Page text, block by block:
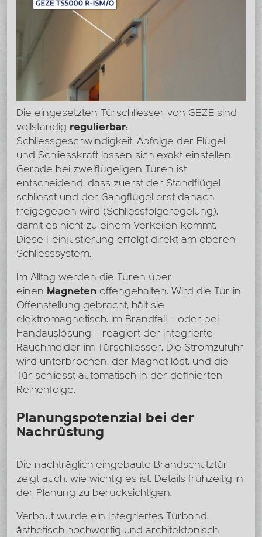
Die eingesetzten Türschliesser von GEZE sind
vollständig regulierbar:
Schliessgeschwindigkeit, Abfolge der Flügel
und Schliesskraft lassen sich exakt einstellen.
Gerade bei zweiflügeligen Türen ist
entscheidend, dass zuerst der Standflügel
schliesst und der Gangflügel erst danach
freigegeben wird (Schliessfolgeregelung),
damit es nicht zu einem Verkeilen kommt.
Diese Feinjustierung erfolgt direkt am oberen
Schliesssystem.
Im Alltag werden die Türen über
einen Magneten offengehalten. Wird die Tür in
Offenstellung gebracht, hält sie
elektromagnetisch. Im Brandfall – oder bei
Handauslösung – reagiert der integrierte
Rauchmelder im Türschliesser. Die Stromzufuhr
wird unterbrochen, der Magnet löst, und die
Tür schliesst automatisch in der definierten
Reihenfolge.
Planungspotenzial bei der
Nachrüstung
Die nachträglich eingebaute Brandschutztür
zeigt auch, wie wichtig es ist, Details frühzeitig in
der Planung zu berücksichtigen.
Verbaut wurde ein integriertes Türband,
ästhetisch hochwertig und architektonisch